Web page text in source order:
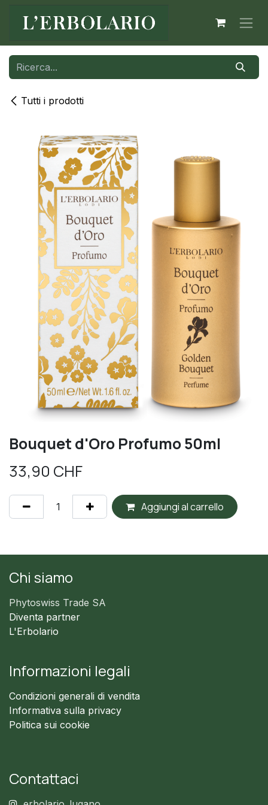
Tutti i prodotti
Bouquet d'Oro Profumo 50ml
33,90 CHF
Aggiungi al carrello
Chi siamo
Phytoswiss Trade SA
Diventa partner
L'Erbolario
Informazioni legali
Condizioni generali di vendita
Informativa sulla privacy
Politica sui cookie
Contattaci